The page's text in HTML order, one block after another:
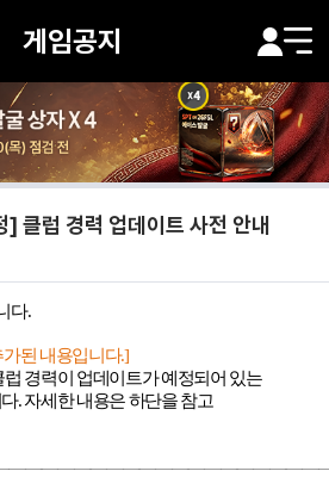
게임공지
클럽 경력 업데이트 사전 안내
다.
가된 내용입니다.]
경력이 업데이트가 예정되어 있는
. 자세한 내용은 하단을 참고